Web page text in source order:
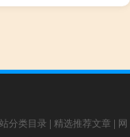
分类目录 | 精选推荐文章 | 网